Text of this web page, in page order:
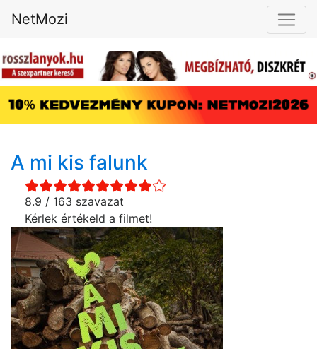
NetMozi
A mi kis falunk
8.9 / 163 szavazat
Kérlek értékeld a filmet!